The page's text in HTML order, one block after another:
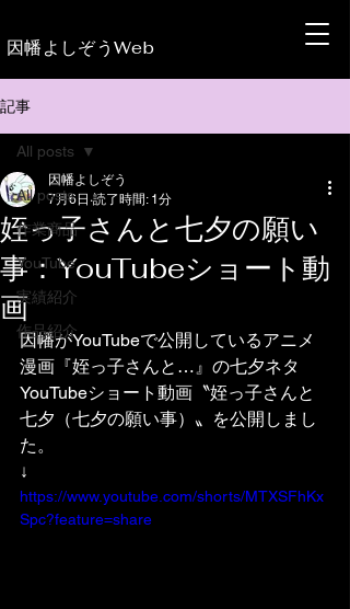
​因幡よしぞうWeb
記事
All posts
作業商品
YouTube
実績紹介
作品紹介
All posts
姪っ子さんと七夕の願い
事：YouTubeショート動
画
因幡よしぞう
7月6日 読了時間: 1分
因幡がYouTubeで公開しているアニメ
漫画『姪っ子さんと…』の七夕ネタ
YouTubeショート動画〝姪っ子さんと
七夕（七夕の願い事）〟を公開しまし
た。
↓
https://www.youtube.com/shorts/MTXSFhKx
Spc?feature=share